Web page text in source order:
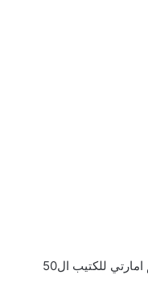
ثمن الباسبور اكسبو نفسه 20 درهم امارتي للكتيب ال50